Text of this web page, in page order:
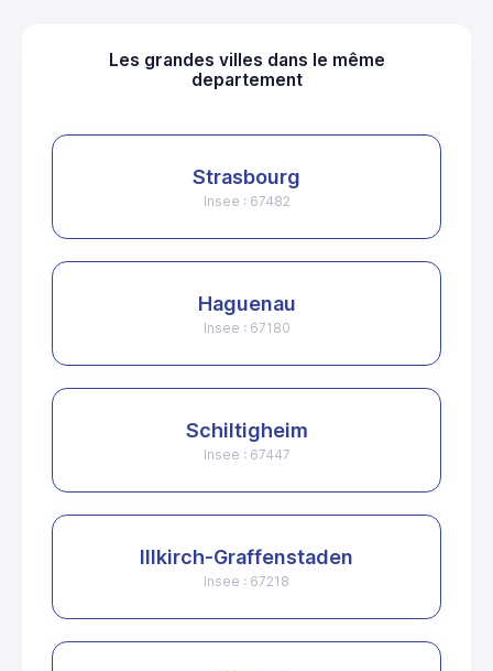
Les grandes villes dans le même
departement
Strasbourg
Insee : 67482
Haguenau
Insee : 67180
Schiltigheim
Insee : 67447
Illkirch-Graffenstaden
Insee : 67218